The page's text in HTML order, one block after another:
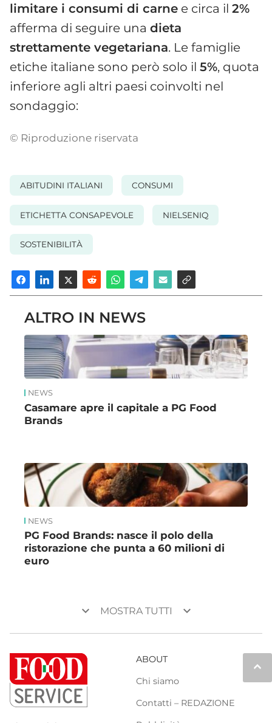
limitare i consumi di carne e circa il 2%
afferma di seguire una dieta
strettamente vegetariana. Le famiglie
etiche italiane sono però solo il 5%, quota
inferiore agli altri paesi coinvolti nel
sondaggio:
© Riproduzione riservata
ABITUDINI ITALIANI CONSUMI
ETICHETTA CONSAPEVOLE NIELSENIQ
SOSTENIBILITÀ
ALTRO IN NEWS
NEWS
Casamare apre il capitale a PG Food
Brands
NEWS
PG Food Brands: nasce il polo della
ristorazione che punta a 60 milioni di
euro
keyboard_arrow_down MOSTRA TUTTI keyboard_arrow_down
keyboard_arrow_up
ABOUT
Chi siamo
Contatti – REDAZIONE